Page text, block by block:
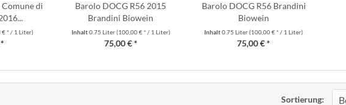
di
€ * / 1 Liter)
Barolo DOCG R56 2015
Brandini Biowein
Inhalt0.75 Liter(100,00 € * / 1 Liter)
75,00 € *
Barolo DOCG R56 Brandini
Biowein
Inhalt0.75 Liter(100,00 € * / 1 Liter)
75,00 € *
Sortierung: